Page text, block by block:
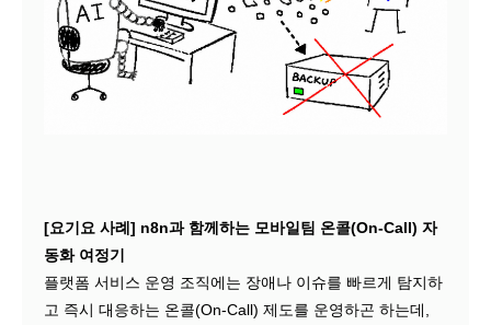
[요기요 사례] n8n과 함께하는 모바일팀 온콜(On-Call) 자
동화 여정기
플랫폼 서비스 운영 조직에는 장애나 이슈를 빠르게 탐지하
고 즉시 대응하는 온콜(On-Call) 제도를 운영하곤 하는데,